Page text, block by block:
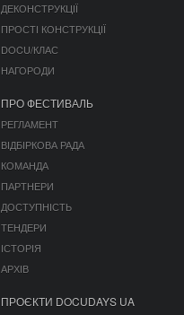
ДЕКОНСТРУКЦІЇ
ПРОСТІ КОНСТРУКЦІЇ
DOCU/КЛАС
НАГОРОДИ
ПРО ФЕСТИВАЛЬ
РЕГЛАМЕНТ
ВІДБІРКОВА РАДА
КОМАНДА
ПАРТНЕРИ
ДОСТУПНІСТЬ
ТЕНДЕРИ
ІСТОРІЯ
АРХІВ
ПРОЄКТИ DOCUDAYS UA